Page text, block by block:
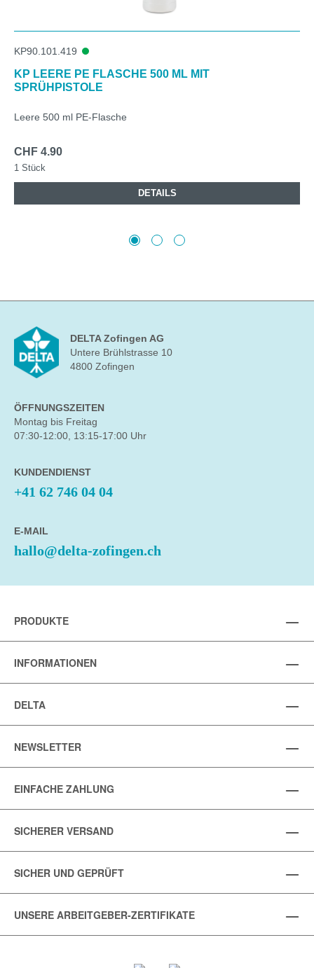
KP90.101.419
KP LEERE PE FLASCHE 500 ML MIT
SPRÜHPISTOLE
Leere 500 ml PE-Flasche
CHF 4.90
1 Stück
DETAILS
DELTA Zofingen AG
Untere Brühlstrasse 10
4800 Zofingen
ÖFFNUNGSZEITEN
Montag bis Freitag
07:30-12:00, 13:15-17:00 Uhr
KUNDENDIENST
+41 62 746 04 04
E-MAIL
hallo@delta-zofingen.ch
PRODUKTE
INFORMATIONEN
DELTA
NEWSLETTER
EINFACHE ZAHLUNG
SICHERER VERSAND
SICHER UND GEPRÜFT
UNSERE ARBEITGEBER-ZERTIFIKATE